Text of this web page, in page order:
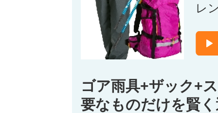
レ
ゴア雨具+ザック+
要なものだけを賢